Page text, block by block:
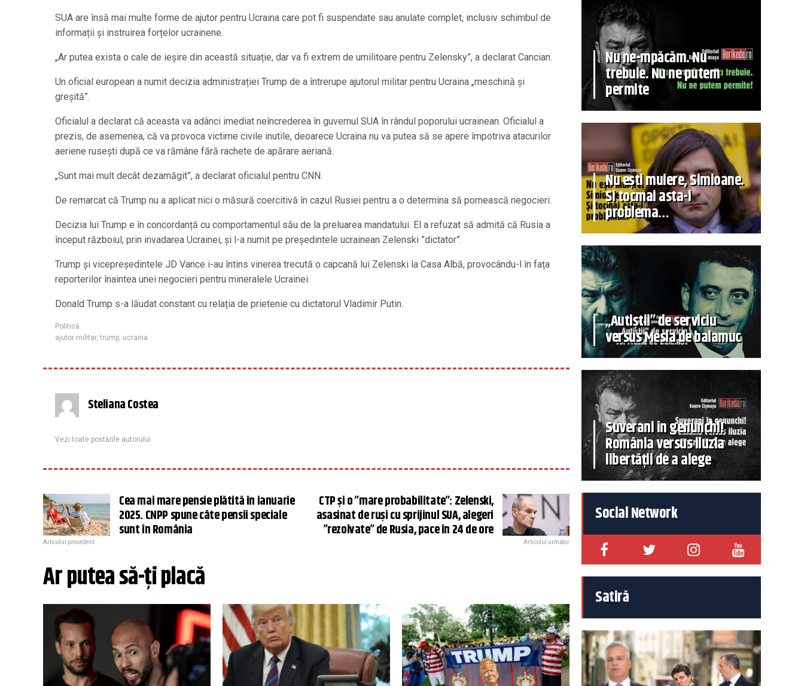
SUA are însă mai multe forme de ajutor pentru Ucraina care pot fi suspendate sau anulate complet, inclusiv schimbul de
informații și instruirea forțelor ucrainene.
„Ar putea exista o cale de ieșire din această situație, dar va fi extrem de umilitoare pentru Zelensky”, a declarat Cancian.
Un oficial european a numit decizia administrației Trump de a întrerupe ajutorul militar pentru Ucraina „meschină și
greșită”.
Oficialul a declarat că aceasta va adânci imediat neîncrederea în guvernul SUA în rândul poporului ucrainean. Oficialul a
prezis, de asemenea, că va provoca victime civile inutile, deoarece Ucraina nu va putea să se apere împotriva atacurilor
aeriene rusești după ce va rămâne fără rachete de apărare aeriană.
„Sunt mai mult decât dezamăgit”, a declarat oficialul pentru CNN.
De remarcat că Trump nu a aplicat nici o măsură coercitivă în cazul Rusiei pentru a o determina să pornească negocieri.
Decizia lui Trump e în concordanță cu comportamentul său de la preluarea mandatului. El a refuzat să admită că Rusia a
început războiul, prin invadarea Ucrainei, și l-a numit pe președintele ucrainean Zelenski ”dictator”.
Trump și vicepreședintele JD Vance i-au întins vinerea trecută o capcană lui Zelenski la Casa Albă, provocându-l în fața
reporterilor înaintea unei negocieri pentru mineralele Ucrainei.
Donald Trump s-a lăudat constant cu relația de prietenie cu dictatorul Vladimir Putin.
Politică
ajutor militar,trump, ucraina
Steliana Costea
Vezi toate postările autorului
Cea mai mare pensie plătită în ianuarie
2025. CNPP spune câte pensii speciale
sunt în România
Articolul precedent
CTP și o ”mare probabilitate”: Zelenski,
asasinat de ruși cu sprijinul SUA, alegeri
”rezolvate” de Rusia, pace în 24 de ore
Articolul următor
Ar putea să-ți placă
Nu ne-mpăcăm. Nu
trebuie. Nu ne putem
permite
Nu ești muiere, Simioane.
Și tocmai asta-i
problema…
„Autiștii” de serviciu
versus Mesia de balamuc
Suverani în genunchi!
România versus iluzia
libertății de a alege
Social Network
Satiră